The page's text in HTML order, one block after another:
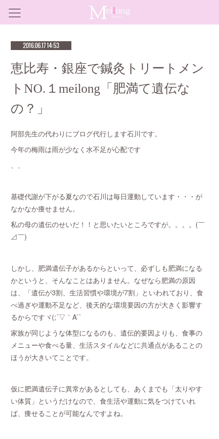
2016.06.17 14:53
恵比寿・銀座で鍼灸トリートメン
トNO.１meilong「肥満て遺伝な
の？」
阿部先生の代わりにブログ代行します石川です。
今年の梅雨は雨が少なく水不足が心配です
、、
基礎代謝が下がる夏なので石川は毎日運動しています・・・が
なかなか痩せません。
私の母の遺伝のせいだ！！と思いたいところですが。。。。(￣
⊿￣)
しかし、肥満遺伝子があるからといって、必ずしも肥満になる
かというと、そんなことはありません。なぜなら肥満の原因
は、「遺伝が3割、生活習慣や環境が7割」といわれており、食
べ過ぎや運動不足など、後天的な環境要因の方が大きく影響す
るからですヾ(;´▽｀A``
家族が同じような体型になるのも、遺伝的要因よりも、食事の
メニューや食べる量、生活スタイルなどに共通点があることの
ほうが大きいてことです。
仮に肥満遺伝子に異常があるとしても、あくまでも「太りやす
い体質」というだけなので、食生活や運動に気をつけていれ
ば、痩せることが可能なんですよね。